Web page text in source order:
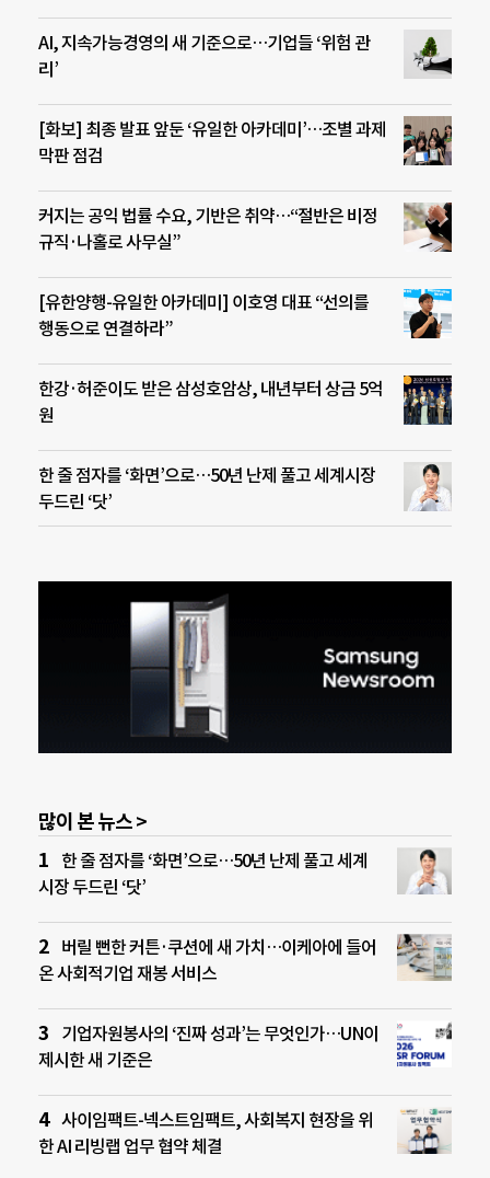
AI, 지속가능경영의 새 기준으로…기업들 ‘위험 관
리’
[화보] 최종 발표 앞둔 ‘유일한 아카데미’…조별 과제
막판 점검
커지는 공익 법률 수요, 기반은 취약…“절반은 비정
규직·나홀로 사무실”
[유한양행-유일한 아카데미] 이호영 대표 “선의를
행동으로 연결하라”
한강·허준이도 받은 삼성호암상, 내년부터 상금 5억
원
한 줄 점자를 ‘화면’으로…50년 난제 풀고 세계시장
두드린 ‘닷’
많이 본 뉴스 >
한 줄 점자를 ‘화면’으로…50년 난제 풀고 세계
시장 두드린 ‘닷’
버릴 뻔한 커튼·쿠션에 새 가치…이케아에 들어
온 사회적기업 재봉 서비스
기업자원봉사의 ‘진짜 성과’는 무엇인가…UN이
제시한 새 기준은
사이임팩트-넥스트임팩트, 사회복지 현장을 위
한 AI 리빙랩 업무 협약 체결